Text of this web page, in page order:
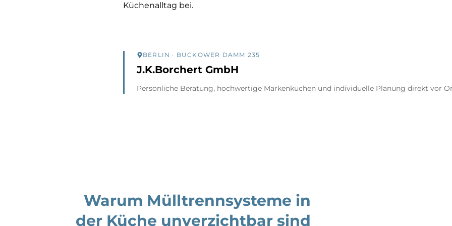
Küchenalltag bei.
BERLIN · BUCKOWER DAMM 235
J.K.Borchert GmbH
Persönliche Beratung, hochwertige Markenküchen und individuelle Planung direkt vor
Warum Mülltrennsysteme in
der Küche unverzichtbar sind